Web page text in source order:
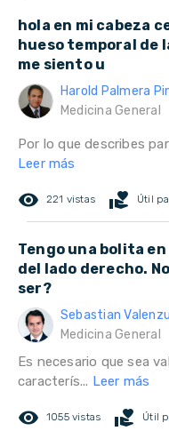
hola en mi cabeza
hueso temporal de
me siento u
Harold Palmera
Medicina General
Por lo que describes
Leer más
remove_red_eye 221 vistas volunteer_activism Útil
Tengo una bolita
del lado derecho.
ser?
Sebastian
Medicina General
Es necesario que sea
caracterís... Leer más
remove_red_eye 1055 vistas volunteer_activism Útil